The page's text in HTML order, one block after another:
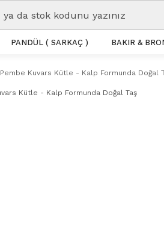
PANDÜL ( SARKAÇ ) BAKIR &
Pembe Kuvars Kütle - Kalp Formunda Doğal